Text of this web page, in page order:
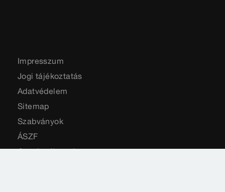
Impresszum
Jogi tájékoztatás
Adatvédelem
Sitemap
Szabványok
ÁSZF
Országválasztás